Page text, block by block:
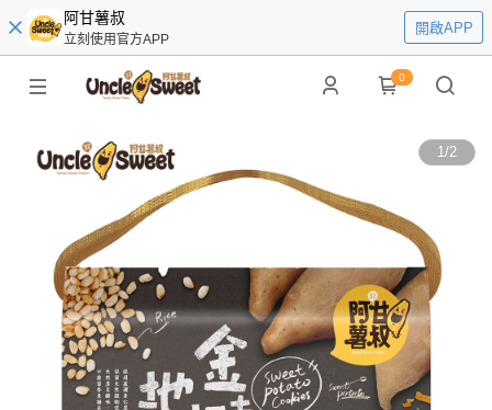
阿甘薯叔
立刻使用官方APP
開啟APP
0
1/2